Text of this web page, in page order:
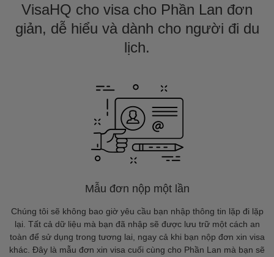
VisaHQ cho visa cho Phần Lan đơn
giản, dễ hiểu và dành cho người đi du
lịch.
Mẫu đơn nộp một lần
Chúng tôi sẽ không bao giờ yêu cầu bạn nhập thông tin lặp đi lặp
lại. Tất cả dữ liệu mà bạn đã nhập sẽ được lưu trữ một cách an
toàn để sử dụng trong tương lai, ngay cả khi bạn nộp đơn xin visa
khác. Đây là mẫu đơn xin visa cuối cùng cho Phần Lan mà bạn sẽ